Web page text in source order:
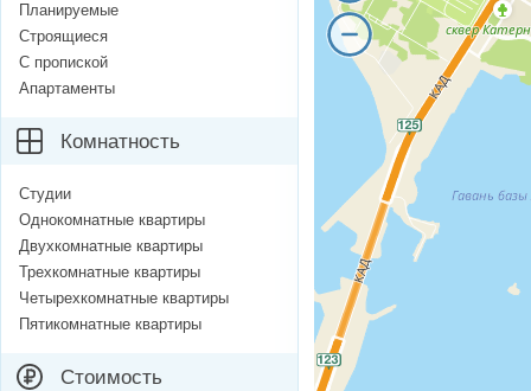
Планируемые
Строящиеся
С пропиской
Апартаменты
Комнатность
Студии
Однокомнатные квартиры
Двухкомнатные квартиры
Трехкомнатные квартиры
Четырехкомнатные квартиры
Пятикомнатные квартиры
Стоимость